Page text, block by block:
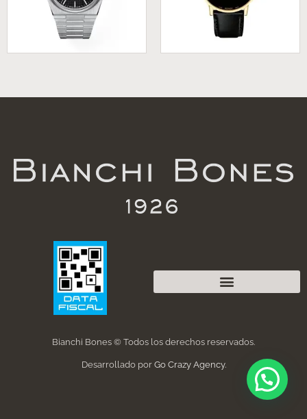
Bianchi Bones © Todos los derechos reservados.
Desarrollado por Go Crazy Agency.